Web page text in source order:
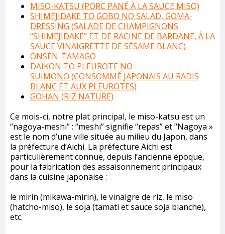
MISO-KATSU (PORC PANÉ À LA SAUCE MISO)
SHIMEJIDAKE TO GOBO NO SALAD, GOMA-
DRESSING (SALADE DE CHAMPIGNONS
“SHIMEJIDAKE” ET DE RACINE DE BARDANE, À LA
SAUCE VINAIGRETTE DE SÉSAME BLANC)
ONSEN-TAMAGO
DAIKON TO PLEUROTE NO
SUIMONO (CONSOMMÉ JAPONAIS AU RADIS
BLANC ET AUX PLEUROTES)
GOHAN (RIZ NATURE)
Ce mois-ci, notre plat principal, le miso-katsu est un
“nagoya-meshi” : “meshi” signifie “repas” et “Nagoya »
est le nom d’une ville située au milieu du Japon, dans
la préfecture d’Aichi. La préfecture Aichi est
particulièrement connue, depuis l’ancienne époque,
pour la fabrication des assaisonnement principaux
dans la cuisine japonaise :
le mirin (mikawa-mirin), le vinaigre de riz, le miso
(hatcho-miso), le soja (tamati et sauce soja blanche),
etc.